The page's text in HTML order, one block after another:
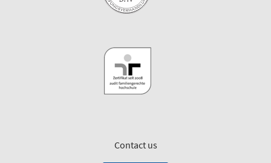
Contact us